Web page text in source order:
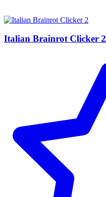
Italian Brainrot Clicker 2